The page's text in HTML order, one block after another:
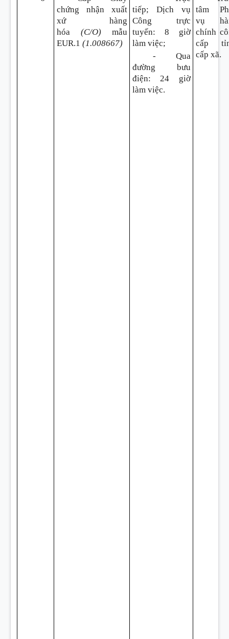
chứng nhận xuất
xứ hàng
hóa (C/O)mẫu
EUR.1 (1.008667)
tiếp; Dịch vụ
Công trực
tuyến: 8 giờ
làm việc;
- Qua
đường bưu
điện: 24 giờ
làm việc.
tâm
vụ
chính
cấp
cấp xã.